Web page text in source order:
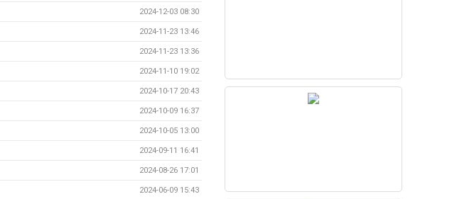
2024-12-03 08:30
2024-11-23 13:46
2024-11-23 13:36
2024-11-10 19:02
2024-10-17 20:43
2024-10-09 16:37
2024-10-05 13:00
2024-09-11 16:41
2024-08-26 17:01
2024-06-09 15:43